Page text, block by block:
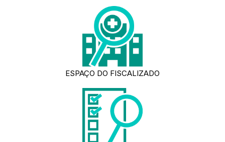
ESPAÇO DO FISCALIZADO